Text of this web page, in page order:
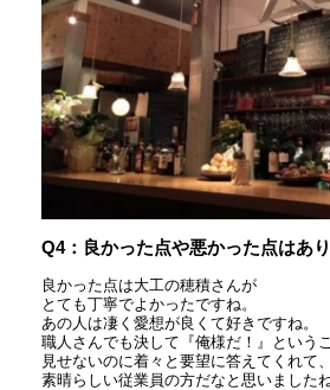
Q4：良かった点や悪かった点はあ
良かった点は大工の穂積さんが
とても丁寧でよかったですね。
あの人は凄く愛想が良くて好きですね。
職人さんでも決して『俺様だ！』という
見せないのに着々と要望に答えてくれて、
素晴らしい従業員の方だなと思いましたね